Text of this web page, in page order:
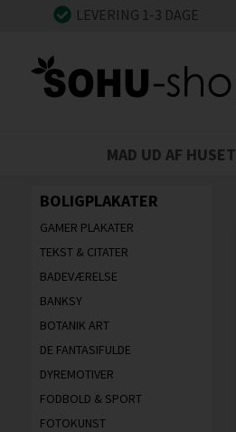
LEVERING 1-3 DAGE
MAD UD AF HUSET
BOLIGPLAKATER
GAMER PLAKATER
TEKST & CITATER
BADEVÆRELSE
BANKSY
BOTANIK ART
DE FANTASIFULDE
DYREMOTIVER
FODBOLD & SPORT
FOTOKUNST